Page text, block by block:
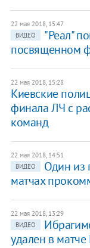
22 мая 2018, 15:47
ВИДЕО
"Реал"
посвященном
22 мая 2018, 15:28
Киевские
финала ЛЧ с
команд
22 мая 2018, 14:51
ВИДЕО
Один из
матчах
22 мая 2018, 13:29
ВИДЕО
удален в